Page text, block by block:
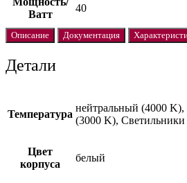
Ватт
40
Описание Документация
Детали
Температура
нейтральный (4000
(3000 K),
Цвет
корпуса
белый